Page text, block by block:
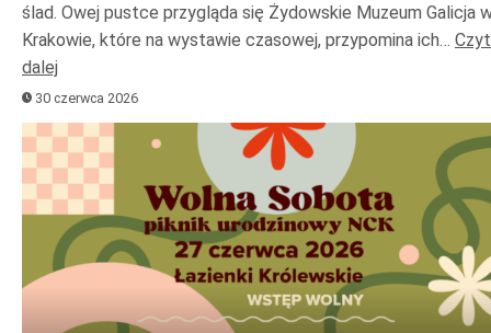
ślad. Owej pustce przygląda się Żydowskie Muzeum Galicja
Krakowie, które na wystawie czasowej, przypomina ich…
dalej
30 czerwca 2026
Odtwarzacz
plików
dźwiękowych